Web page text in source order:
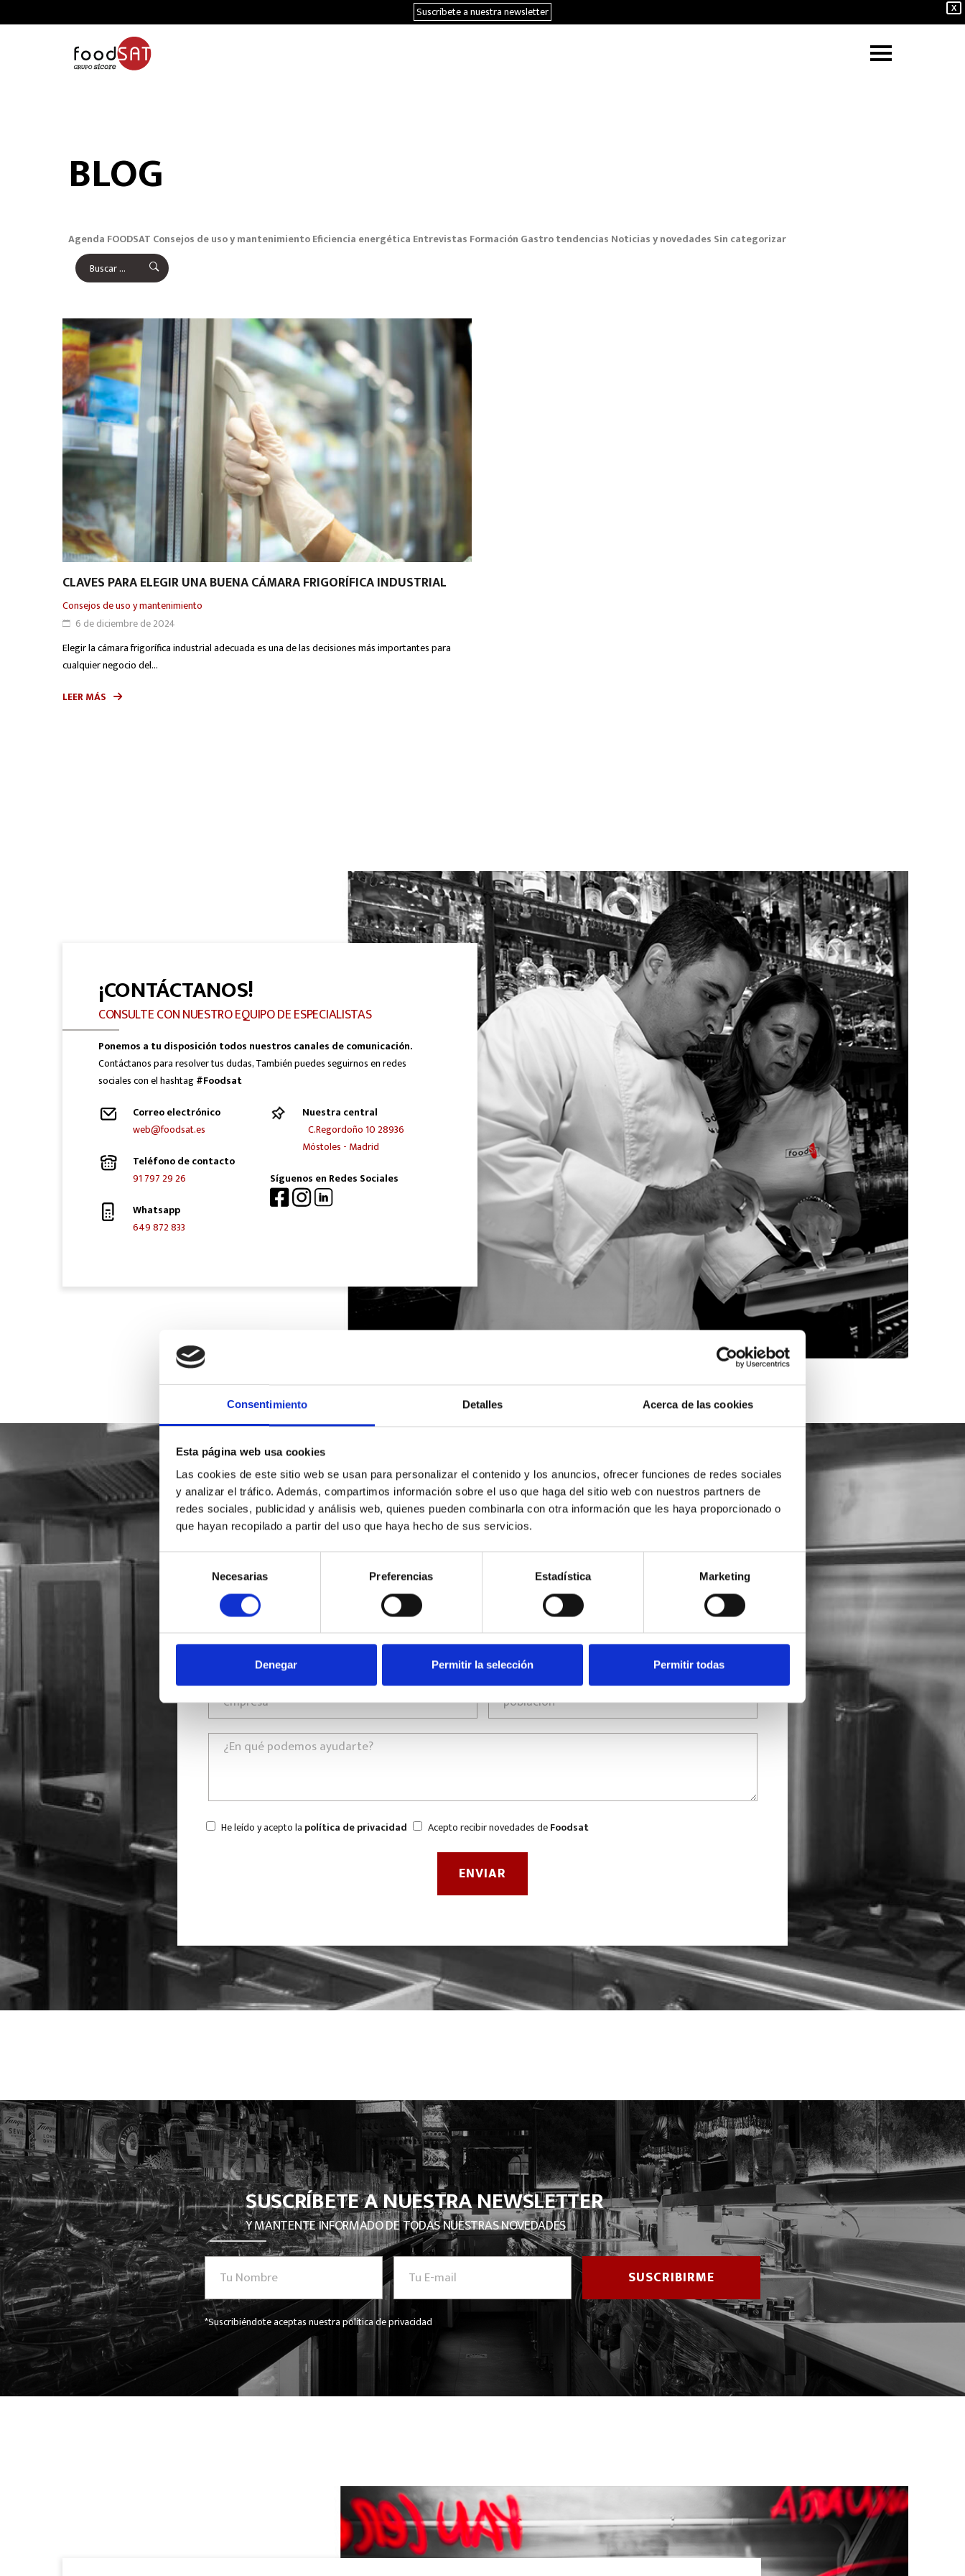
Consentimiento Detalles Acerca de las cookies
Esta página web usa cookies
Las cookies de este sitio web se usan para personalizar el contenido y los anuncios, ofrecer funciones de redes sociales
y analizar el tráfico. Además, compartimos información sobre el uso que haga del sitio web con nuestros partners de
redes sociales, publicidad y análisis web, quienes pueden combinarla con otra información que les haya proporcionado o
que hayan recopilado a partir del uso que haya hecho de sus servicios.
consentimiento
Necesarias Preferencias Estadística Marketing
Denegar Permitir la selección Permitir todas
X
Suscríbete a nuestra newsletter
BLOG
Agenda FOODSAT Consejos de uso y mantenimientoEficiencia energética Entrevistas Formación Gastro tendencias Noticias y novedades Sin categorizar
CLAVES PARA ELEGIR UNA BUENA CÁMARA FRIGORÍFICA INDUSTRIAL
Consejos de uso y mantenimiento
6 de diciembre de 2024
Elegir la cámara frigorífica industrial adecuada es una de las decisiones más importantes para
cualquier negocio del...
LEER MÁS
¡CONTÁCTANOS!
CONSULTE CON NUESTRO EQUIPO DE ESPECIALISTAS
Ponemos a tu disposición todos nuestros canales de comunicación.
Contáctanos para resolver tus dudas, También puedes seguirnos en redes
sociales con el hashtag#Foodsat
Correo electrónico
web@foodsat.es
Teléfono de contacto
91 797 29 26
Whatsapp
649 872 833
Nuestra central
C.Regordoño 10 28936
Móstoles - Madrid
Síguenos en Redes Sociales
SOLICITA INFORMACIÓN
He leído y acepto la política de privacidad Acepto recibir novedades deFoodsat
SUSCRÍBETE A NUESTRA NEWSLETTER
Y MANTENTE INFORMADO DE TODAS NUESTRAS NOVEDADES
*Suscribiéndote aceptas nuestra política de privacidad